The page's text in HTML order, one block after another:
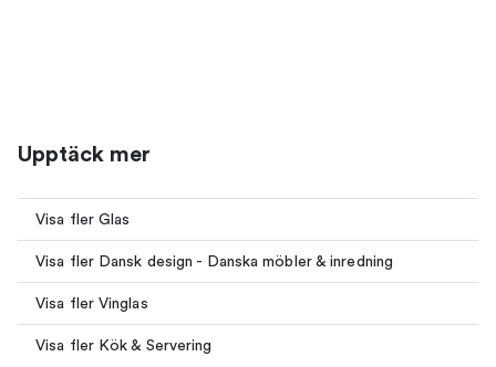
Upptäck mer
Visa fler Glas
Visa fler Dansk design - Danska möbler & inredning
Visa fler Vinglas
Visa fler Kök & Servering